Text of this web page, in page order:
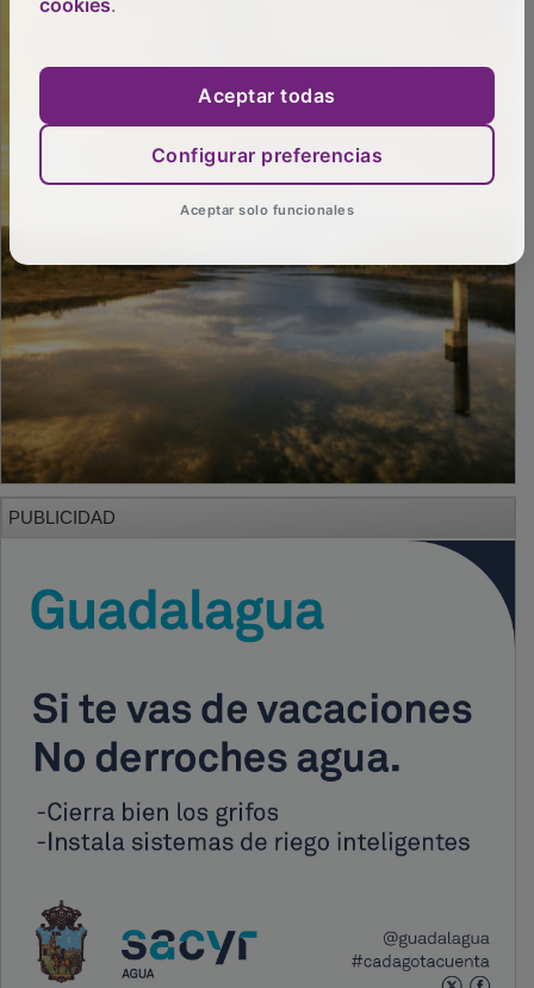
PUBLICIDAD
cookies.
Aceptar todas
Configurar preferencias
Aceptar solo funcionales